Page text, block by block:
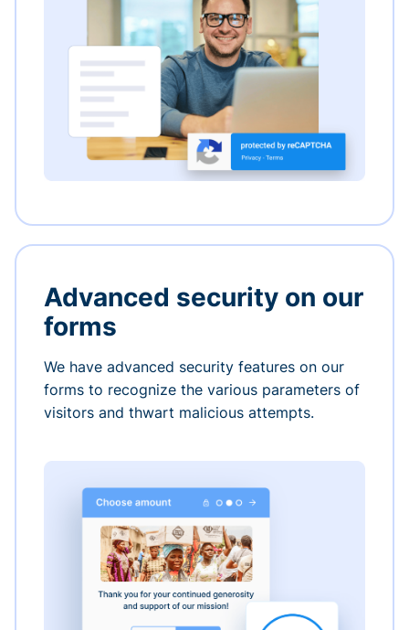
Advanced security on our
forms
We have advanced security features on our
forms to recognize the various parameters of
visitors and thwart malicious attempts.